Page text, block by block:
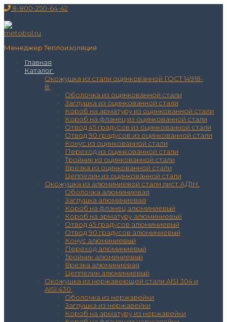
Перейти
содержимому
Меню
Закрыть
8-800-250-64-42
Менеджер Теплоизоляция
Главная
Каталог
Окожушка из стали оцинкованной ГОСТ 14918-
8
Оболочка из оцинкованной стали
Заглушка из оцинкованной стали
Короб на арматуру из оцинкованной стали
Короб на фланец из оцинкованной стали
Отвод 45 градусов из оцинкованной стали
Отвод 90 градусов из оцинкованной стали
Конус из оцинкованной стали
Переход из оцинкованной стали
Тройник из оцинкованной стали
Врезка из оцинкованной стали
Цеппелин из оцинкованной стали
Окожушка из алюминиевой стали лист АД1Н
Оболочка алюминиевая
Заглушка алюминиевая
Короб на фланец алюминиевый
Короб на арматуру алюминиевый
Отвод 45 градусов алюминиевый
Отвод 90 градусов алюминиевый
Конус алюминиевый
Переход алюминиевый
Тройник алюминиевый
Врезка алюминиевая
Цеппелин алюминиевый
Окожушка из нержавеющей стали AISI 304 и
AISI 430
Оболочка из нержавейки
Заглушка из нержавейки
Короб на арматуру из нержавейки